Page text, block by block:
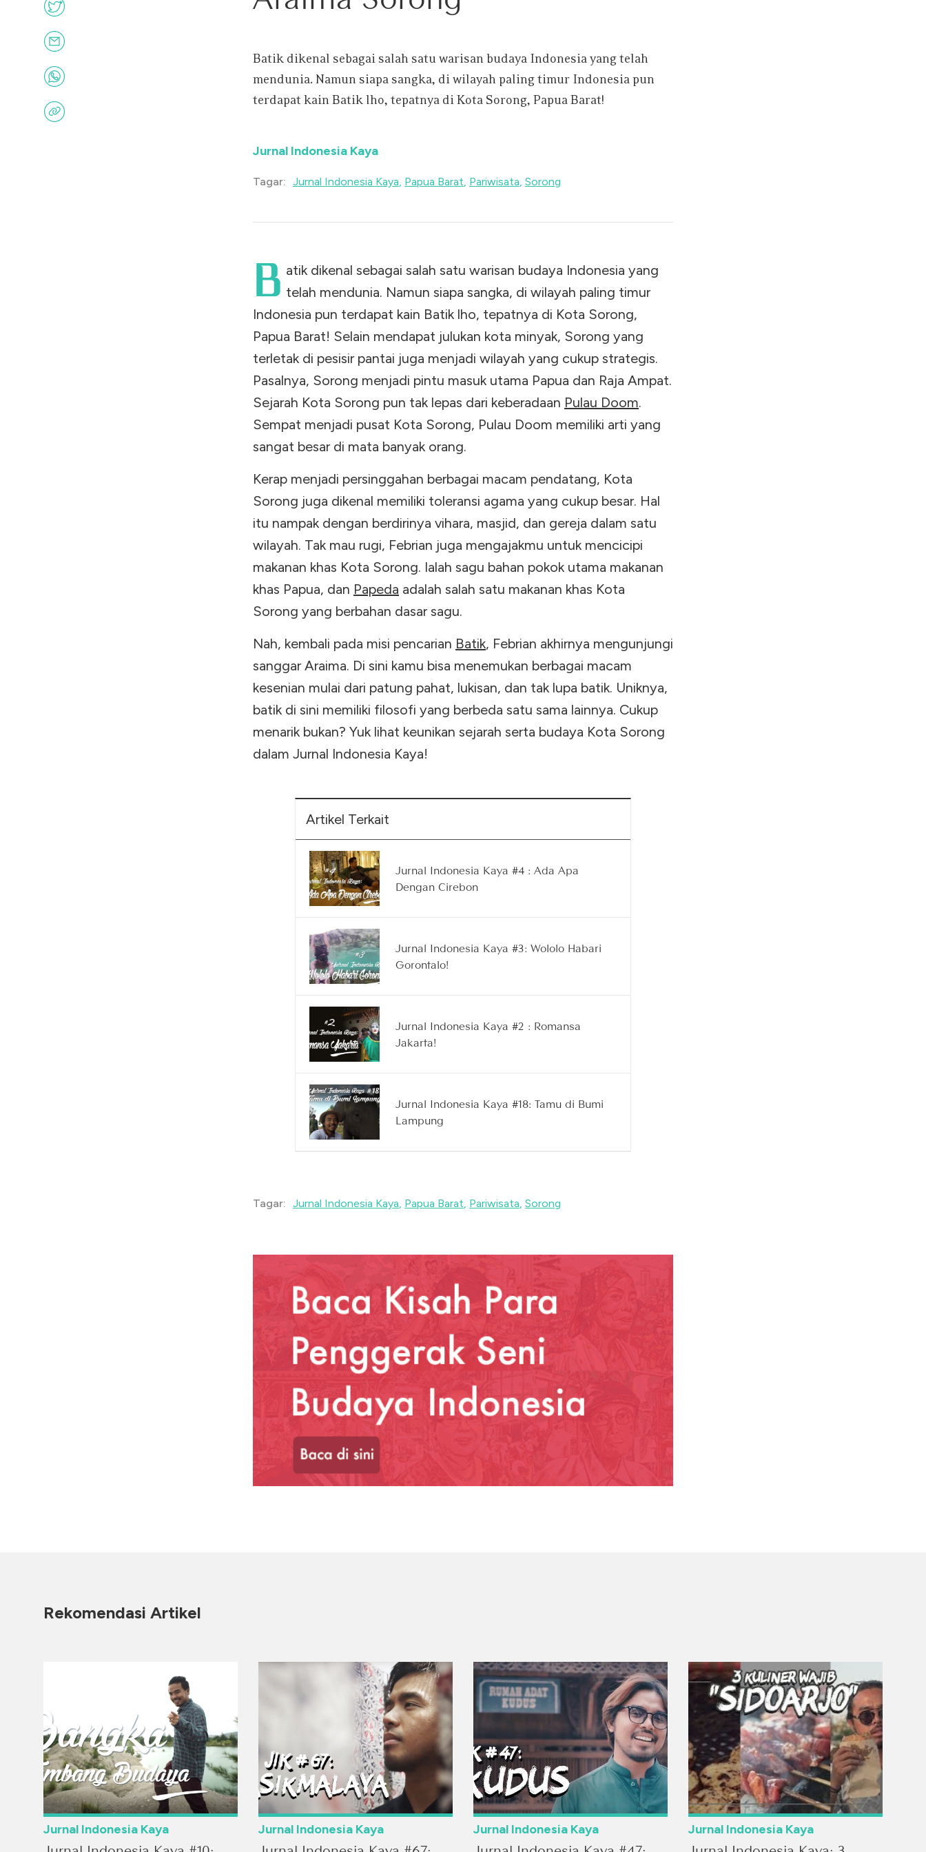
Batik dikenal sebagai salah satu warisan budaya Indonesia yang telah
mendunia. Namun siapa sangka, di wilayah paling timur Indonesia pun
terdapat kain Batik lho, tepatnya di Kota Sorong, Papua Barat!
Jurnal Indonesia Kaya
Tagar: Jurnal Indonesia Kaya Papua Barat Pariwisata Sorong
B atik dikenal sebagai salah satu warisan budaya Indonesia yang
telah mendunia. Namun siapa sangka, di wilayah paling timur
Indonesia pun terdapat kain Batik lho, tepatnya di Kota Sorong,
Papua Barat! Selain mendapat julukan kota minyak, Sorong yang
terletak di pesisir pantai juga menjadi wilayah yang cukup strategis.
Pasalnya, Sorong menjadi pintu masuk utama Papua dan Raja Ampat.
Sejarah Kota Sorong pun tak lepas dari keberadaan Pulau Doom.
Sempat menjadi pusat Kota Sorong, Pulau Doom memiliki arti yang
sangat besar di mata banyak orang.
Kerap menjadi persinggahan berbagai macam pendatang, Kota
Sorong juga dikenal memiliki toleransi agama yang cukup besar. Hal
itu nampak dengan berdirinya vihara, masjid, dan gereja dalam satu
wilayah. Tak mau rugi, Febrian juga mengajakmu untuk mencicipi
makanan khas Kota Sorong. Ialah sagu bahan pokok utama makanan
khas Papua, dan Papeda adalah salah satu makanan khas Kota
Sorong yang berbahan dasar sagu.
Nah, kembali pada misi pencarian Batik, Febrian akhirnya mengunjungi
sanggar Araima. Di sini kamu bisa menemukan berbagai macam
kesenian mulai dari patung pahat, lukisan, dan tak lupa batik. Uniknya,
batik di sini memiliki filosofi yang berbeda satu sama lainnya. Cukup
menarik bukan? Yuk lihat keunikan sejarah serta budaya Kota Sorong
dalam Jurnal Indonesia Kaya!
Artikel Terkait
Jurnal Indonesia Kaya #4 : Ada Apa
Dengan Cirebon
Jurnal Indonesia Kaya #3: Wololo Habari
Gorontalo!
Jurnal Indonesia Kaya #2 : Romansa
Jakarta!
Jurnal Indonesia Kaya #18: Tamu di Bumi
Lampung
Tagar: Jurnal Indonesia Kaya Papua Barat Pariwisata Sorong
Rekomendasi Artikel
Jurnal Indonesia Kaya Jurnal Indonesia Kaya Jurnal Indonesia Kaya Jurnal Indonesia Kaya